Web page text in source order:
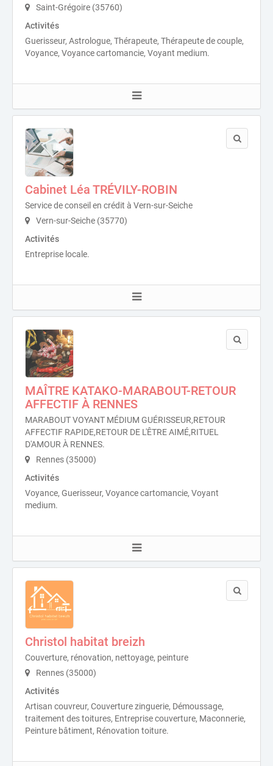
Saint-Grégoire (35760)
Activités
Guerisseur, Astrologue, Thérapeute, Thérapeute de couple,
Voyance, Voyance cartomancie, Voyant medium.
Cabinet Léa TRÉVILY-ROBIN
Service de conseil en crédit à Vern-sur-Seiche
Vern-sur-Seiche (35770)
Activités
Entreprise locale.
MAÎTRE KATAKO-MARABOUT-RETOUR
AFFECTIF À RENNES
MARABOUT VOYANT MÉDIUM GUÉRISSEUR,RETOUR
AFFECTIF RAPIDE,RETOUR DE L'ÊTRE AIMÉ,RITUEL
D'AMOUR À RENNES.
Rennes (35000)
Activités
Voyance, Guerisseur, Voyance cartomancie, Voyant
medium.
Christol habitat breizh
Couverture, rénovation, nettoyage, peinture
Rennes (35000)
Activités
Artisan couvreur, Couverture zinguerie, Démoussage,
traitement des toitures, Entreprise couverture, Maconnerie,
Peinture bâtiment, Rénovation toiture.